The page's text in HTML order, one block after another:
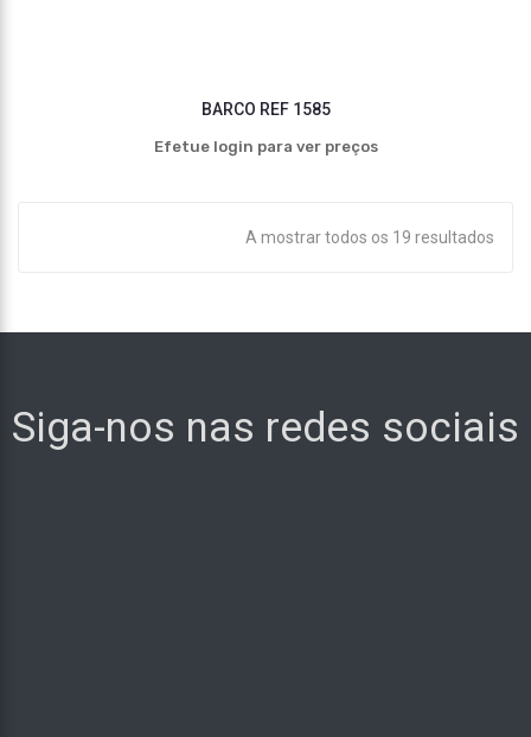
BARCO REF 1585
Efetue login para ver preços
A mostrar todos os 19 resultados
Siga-nos nas redes sociais